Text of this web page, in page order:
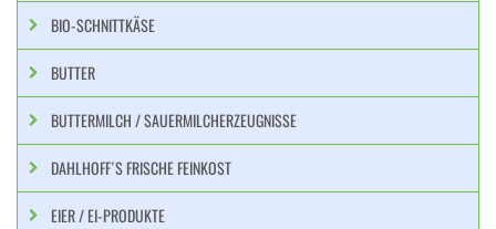
BIO-SCHNITTKÄSE
BUTTER
BUTTERMILCH / SAUERMILCHERZEUGNISSE
DAHLHOFF´S FRISCHE FEINKOST
EIER / EI-PRODUKTE